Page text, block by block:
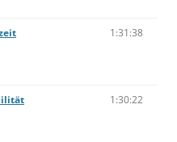
1:31:38
1:30:22